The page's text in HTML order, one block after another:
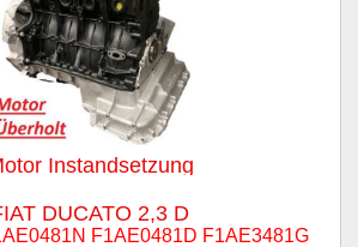
Instandsetzung
DUCATO 2,3 D
F1AE0481D F1AE3481G